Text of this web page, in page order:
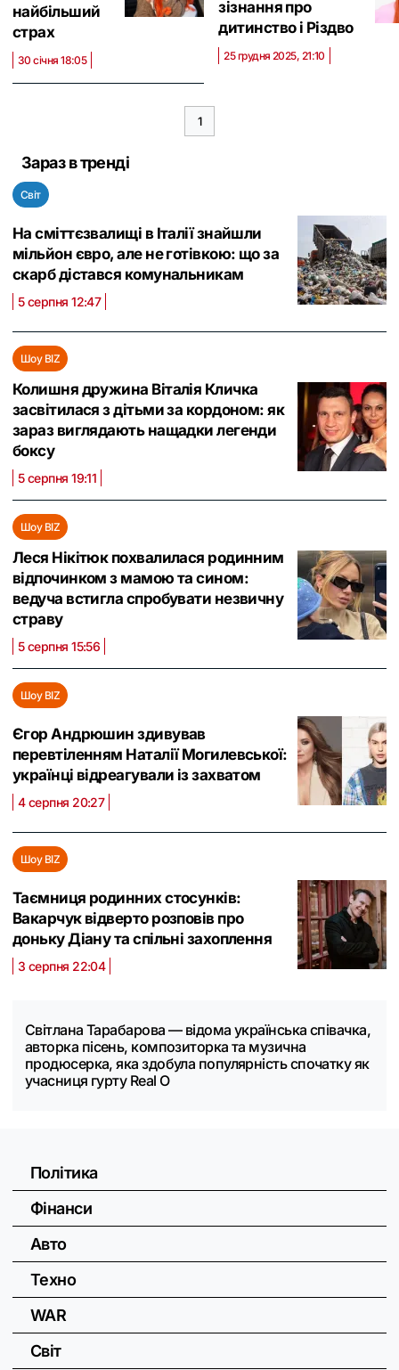
найбільший
страх
30 січня 18:05
зізнання про
дитинство і Різдво
25 грудня 2025, 21:10
1
Зараз в тренді
Світ
На сміттєзвалищі в Італії знайшли
мільйон євро, але не готівкою: що за
скарб дістався комунальникам
5 серпня 12:47
Шоу BIZ
Колишня дружина Віталія Кличка
засвітилася з дітьми за кордоном: як
зараз виглядають нащадки легенди
боксу
5 серпня 19:11
Шоу BIZ
Леся Нікітюк похвалилася родинним
відпочинком з мамою та сином:
ведуча встигла спробувати незвичну
страву
5 серпня 15:56
Шоу BIZ
Єгор Андрюшин здивував
перевтіленням Наталії Могилевської:
українці відреагували із захватом
4 серпня 20:27
Шоу BIZ
Таємниця родинних стосунків:
Вакарчук відверто розповів про
доньку Діану та спільні захоплення
3 серпня 22:04
Світлана Тарабарова — відома українська співачка,
авторка пісень, композиторка та музична
продюсерка, яка здобула популярність спочатку як
учасниця гурту Real O
Політика
Фінанси
Авто
Техно
WAR
Світ